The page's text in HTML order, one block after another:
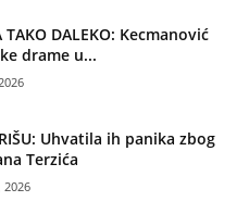
TAKO DALEKO: Kecmanović
drame u...
Uhvatila ih panika zbog
Terzića
2026